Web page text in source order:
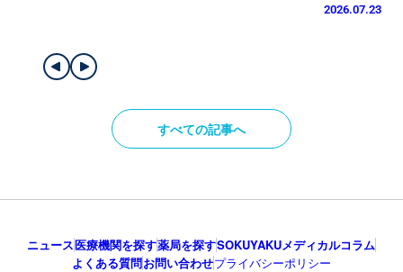
2026.07.23
すべての記事へ
ニュース医療機関を探す薬局を探すSOKUYAKUメディカルコラム
よくある質問お問い合わせプライバシーポリシー